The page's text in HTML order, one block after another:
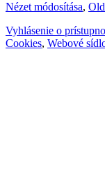
Nézet módosítása,
Vyhlásenie o
Cookies, Webové